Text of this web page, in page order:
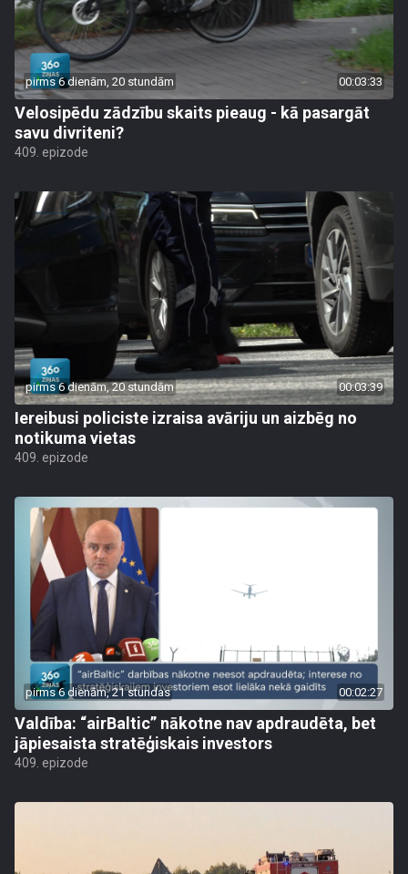
pirms 6 dienām, 20 stundām 00:03:33
Velosipēdu zādzību skaits pieaug - kā pasargāt
savu divriteni?
409. epizode
pirms 6 dienām, 20 stundām 00:03:39
Iereibusi policiste izraisa avāriju un aizbēg no
notikuma vietas
409. epizode
pirms 6 dienām, 21 stundas 00:02:27
Valdība: “airBaltic” nākotne nav apdraudēta, bet
jāpiesaista stratēģiskais investors
409. epizode